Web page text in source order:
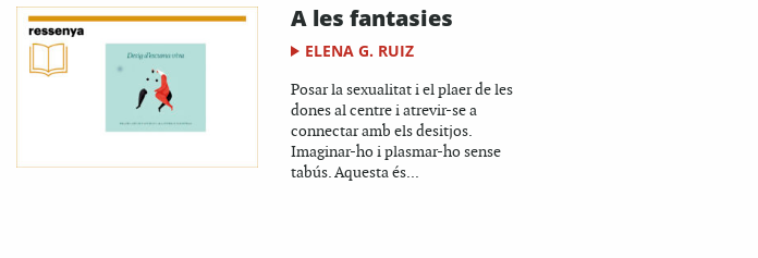
A les fantasies
ELENA G. RUIZ
Posar la sexualitat i el plaer de les
dones al centre i atrevir-se a
connectar amb els desitjos.
Imaginar-ho i plasmar-ho sense
tabús. Aquesta és...